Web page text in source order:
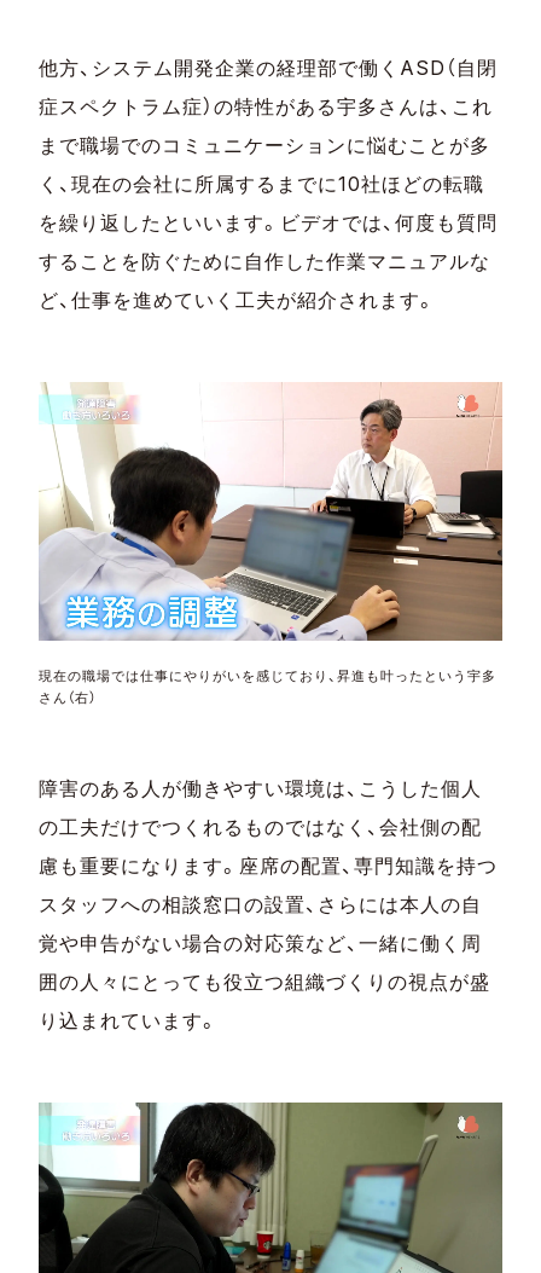
他方、システム開発企業の経理部で働くASD（自閉
症スペクトラム症）の特性がある宇多さんは、これ
まで職場でのコミュニケーションに悩むことが多
く、現在の会社に所属するまでに10社ほどの転職
を繰り返したといいます。ビデオでは、何度も質問
することを防ぐために自作した作業マニュアルな
ど、仕事を進めていく工夫が紹介されます。
現在の職場では仕事にやりがいを感じており、昇進も叶ったという宇多
さん（右）
障害のある人が働きやすい環境は、こうした個人
の工夫だけでつくれるものではなく、会社側の配
慮も重要になります。座席の配置、専門知識を持つ
スタッフへの相談窓口の設置、さらには本人の自
覚や申告がない場合の対応策など、一緒に働く周
囲の人々にとっても役立つ組織づくりの視点が盛
り込まれています。